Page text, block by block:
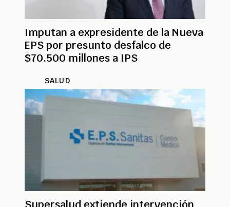
Imputan a expresidente de la Nueva
EPS por presunto desfalco de
$70.500 millones a IPS
SALUD